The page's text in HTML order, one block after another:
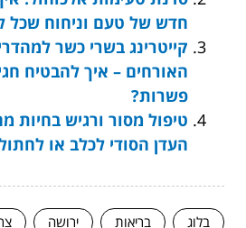
חדש של טעם וניחוח שכל
קייטרינג בשרי כשר
האורחים – איך להבטיח
פשרות?
טיפול מסור ורגיש בחיות
העדן הסודי לכלב או
בלוג בריאות ירושה